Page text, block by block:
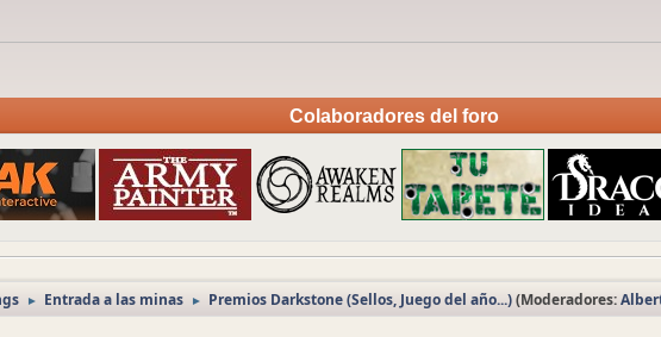
Colaboradores del foro
► Entrada a las minas ► Premios Darkstone (Sellos, Juego del año...)(Moderadores: